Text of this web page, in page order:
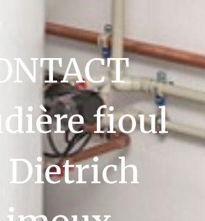
fioul
Dietrich